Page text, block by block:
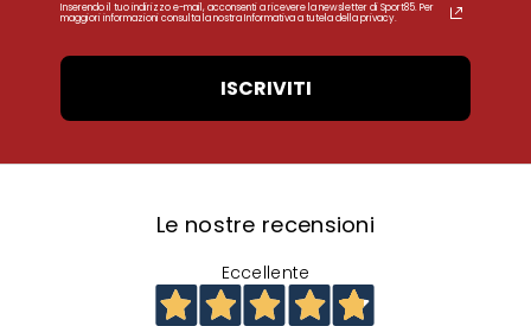
Inserendo il tuo indirizzo e-mail, acconsenti a ricevere la newsletter di Sport85. Per
maggiori informazioni consulta la nostra Informativa a tutela della privacy.
ISCRIVITI
Le nostre recensioni
Eccellente